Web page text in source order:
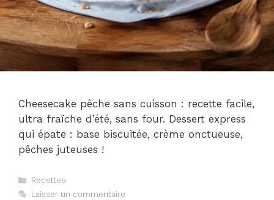
Cheesecake pêche sans cuisson : recette facile,
ultra fraîche d’été, sans four. Dessert express
qui épate : base biscuitée, crème onctueuse,
pêches juteuses !
Catégories
Recettes
Laisser un commentaire